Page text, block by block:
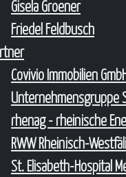
Gisela Groener
Friedel Feldbusch
Covivio Immobilien
Unternehmensgruppe
rhenag - rheinische
RWW Rheinisch-
St. Elisabeth-Hospital